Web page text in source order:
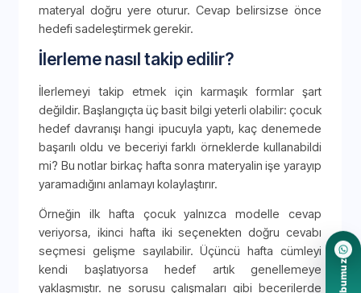
materyal doğru yere oturur. Cevap belirsizse önce
hedefi sadeleştirmek gerekir.
İlerleme nasıl takip edilir?
İlerlemeyi takip etmek için karmaşık formlar şart
değildir. Başlangıçta üç basit bilgi yeterli olabilir: çocuk
hedef davranışı hangi ipucuyla yaptı, kaç denemede
başarılı oldu ve beceriyi farklı örneklerde kullanabildi
mi? Bu notlar birkaç hafta sonra materyalin işe yarayıp
yaramadığını anlamayı kolaylaştırır.
Örneğin ilk hafta çocuk yalnızca modelle cevap
veriyorsa, ikinci hafta iki seçenekten doğru cevabı
seçmesi gelişme sayılabilir. Üçüncü hafta cümleyi
kendi başlatıyorsa hedef artık genellemeye
yaklaşmıştır. ne sorusu çalışmaları gibi becerilerde